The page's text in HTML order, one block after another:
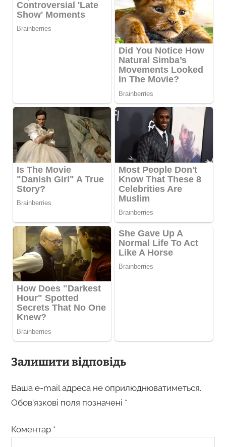
Залишити відповідь
Ваша e-mail адреса не оприлюднюватиметься.
Обов’язкові поля позначені *
Коментар *